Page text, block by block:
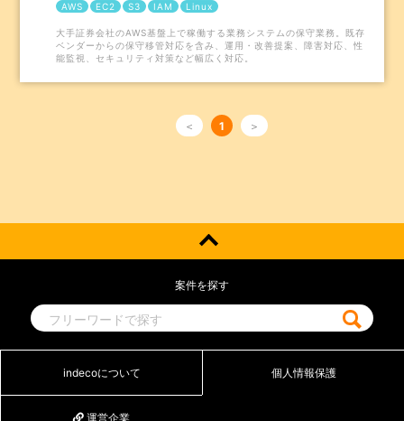
AWS
EC2 S3 IAM Linux
大手証券会社のAWS基盤上で稼働する業務システムの保守業務。既存
ベンダーからの保守移管対応を含み、運用・改善提案、障害対応、性
能監視、セキュリティ対策など幅広く対応。
＜ 1 ＞
案件を探す
indecoについて 個人情報保護
運営企業